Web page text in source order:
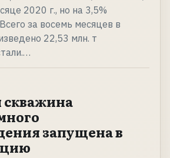
2020 г., но на 3,5%
за восемь месяцев в
22,53 млн. т
скважина
запущена в